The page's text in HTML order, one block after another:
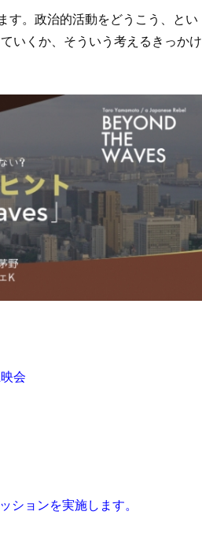
す。政治的活動をどうこう、とい
いくか、そういう考えるきっかけ
会
ョンを実施します。